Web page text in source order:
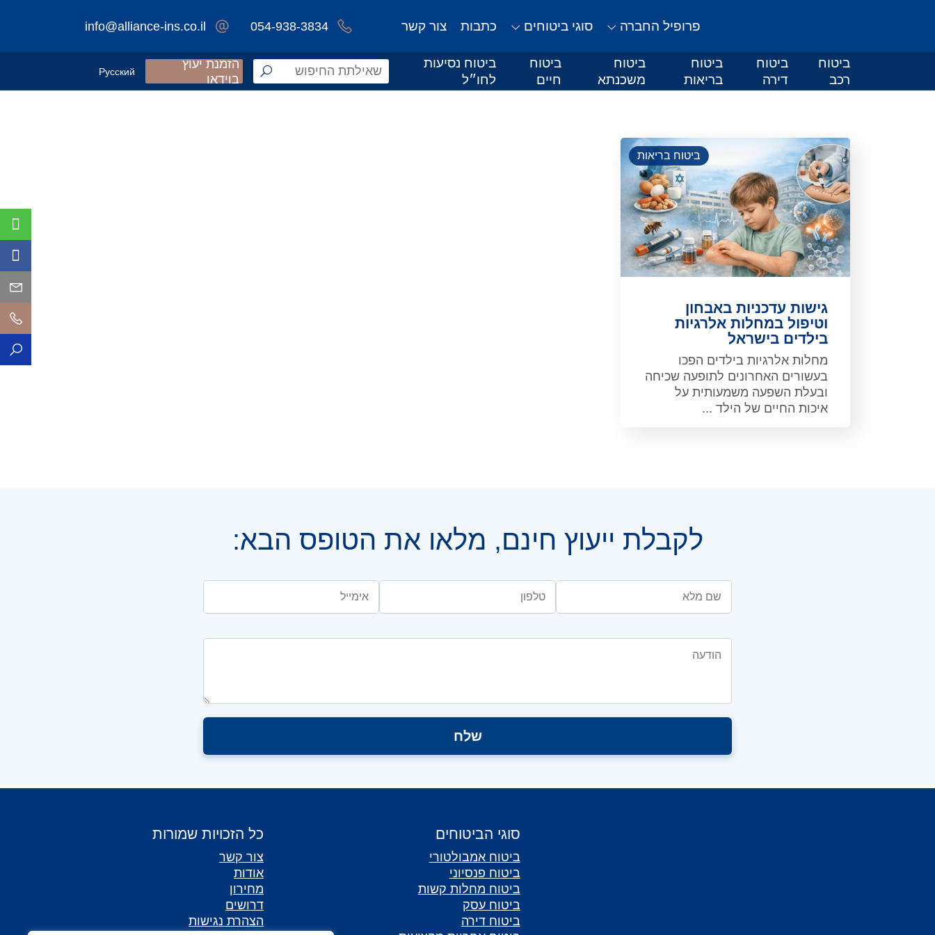
פרופיל החברה סוגי ביטוחים כתבות צור קשר 054-938-3834
info@alliance-ins.co.il
ביטוח
רכב
ביטוח
דירה
ביטוח
בריאות
ביטוח
משכנתא
ביטוח
חיים
ביטוח נסיעות
לחו״ל
הזמנת יעוץ
בוידאו
Русский
ביטוח בריאות
גישות עדכניות באבחון
וטיפול במחלות אלרגיות
בילדים בישראל
מחלות אלרגיות בילדים הפכו
בעשורים האחרונים לתופעה שכיחה
ובעלת השפעה משמעותית על
איכות החיים של הילד ...
לקבלת ייעוץ חינם, מלאו את הטופס הבא:
סוגי הביטוחים
ביטוח אמבולטורי
ביטוח פנסיוני
ביטוח מחלות קשות
ביטוח עסק
ביטוח דירה
כל הזכויות שמורות
צור קשר
אודות
מחירון
דרושים
הצהרת נגישות